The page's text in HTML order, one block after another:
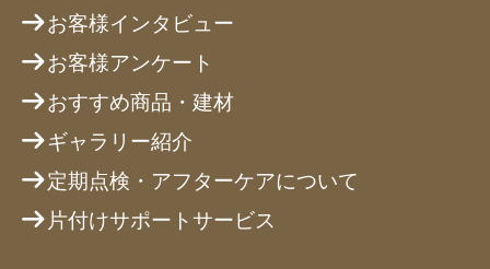
お客様インタビュー
お客様アンケート
おすすめ商品・建材
ギャラリー紹介
定期点検・アフターケアについて
片付けサポートサービス